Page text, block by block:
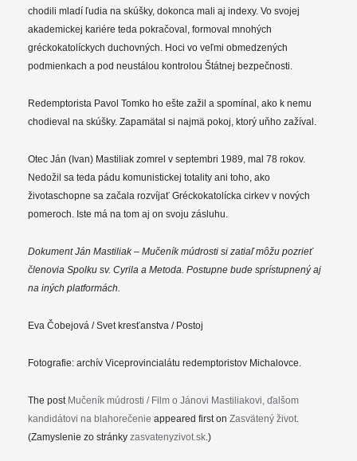
chodili mladí ľudia na skúšky, dokonca mali aj indexy. Vo svojej
akademickej kariére teda pokračoval, formoval mnohých
gréckokatolíckych duchovných. Hoci vo veľmi obmedzených
podmienkach a pod neustálou kontrolou Štátnej bezpečnosti.
Redemptorista Pavol Tomko ho ešte zažil a spomínal, ako k nemu
chodieval na skúšky. Zapamätal si najmä pokoj, ktorý uňho zažíval.
Otec Ján (Ivan) Mastiliak zomrel v septembri 1989, mal 78 rokov.
Nedožil sa teda pádu komunistickej totality ani toho, ako
životaschopne sa začala rozvíjať Gréckokatolícka cirkev v nových
pomeroch. Iste má na tom aj on svoju zásluhu.
Dokument Ján Mastiliak – Mučeník múdrosti si zatiaľ môžu pozrieť
členovia Spolku sv. Cyrila a Metoda. Postupne bude sprístupnený aj
na iných platformách.
Eva Čobejová / Svet kresťanstva / Postoj
Fotografie: archív Viceprovincialátu redemptoristov Michalovce.
The post Mučeník múdrosti / Film o Jánovi Mastiliakovi, ďalšom
kandidátovi na blahorečenie appeared first on Zasvätený život.
(Zamyslenie zo stránky zasvatenyzivot.sk.)